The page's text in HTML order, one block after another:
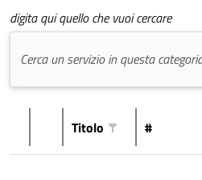
digita qui quello che vuoi cercare
Titolo #